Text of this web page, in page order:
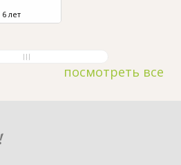
6 лет
посмотреть все